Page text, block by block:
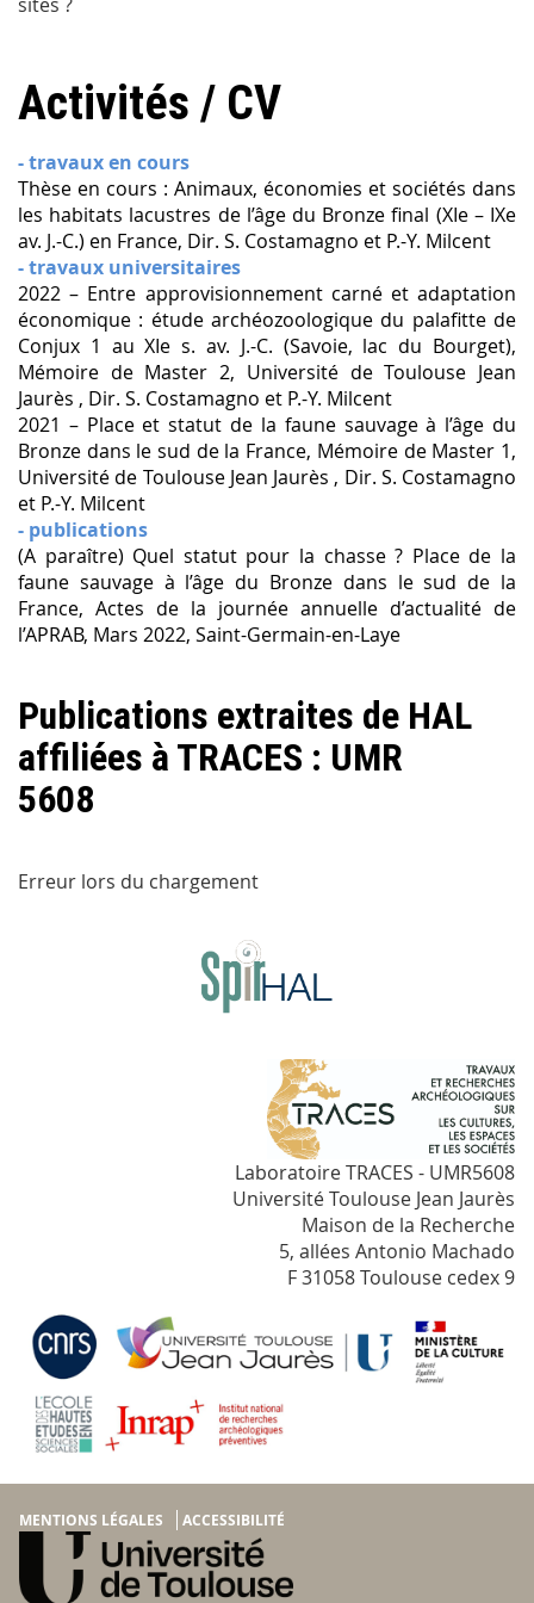
Activités / CV
- travaux en cours
Thèse en cours : Animaux, économies et sociétés dans
les habitats lacustres de l’âge du Bronze final (XIe – IXe
av. J.-C.) en France, Dir. S. Costamagno et P.-Y. Milcent
- travaux universitaires
2022 – Entre approvisionnement carné et adaptation
économique : étude archéozoologique du palafitte de
Conjux 1 au XIe s. av. J.-C. (Savoie, lac du Bourget),
Mémoire de Master 2, Université de Toulouse Jean
Jaurès , Dir. S. Costamagno et P.-Y. Milcent
2021 – Place et statut de la faune sauvage à l’âge du
Bronze dans le sud de la France, Mémoire de Master 1,
Université de Toulouse Jean Jaurès , Dir. S. Costamagno
et P.-Y. Milcent
- publications
(A paraître) Quel statut pour la chasse ? Place de la
faune sauvage à l’âge du Bronze dans le sud de la
France, Actes de la journée annuelle d’actualité de
l’APRAB, Mars 2022, Saint-Germain-en-Laye
Publications extraites de HAL
affiliées à TRACES : UMR
5608
Erreur lors du chargement
Laboratoire TRACES - UMR5608
Université Toulouse Jean Jaurès
Maison de la Recherche
5, allées Antonio Machado
F 31058 Toulouse cedex 9
MENTIONS LÉGALES ACCESSIBILITÉ